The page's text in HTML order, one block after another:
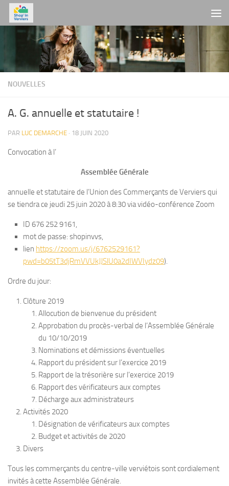
Skip to content
NOUVELLES
A. G. annuelle et statutaire !
PAR LUC DEMARCHE · 18 JUIN 2020
Convocation à l’
Assemblée Générale
annuelle et statutaire de l’Union des Commerçants de Verviers qui
se tiendra ce jeudi 25 juin 2020 à 8:30 via vidéo-conférence Zoom
ID 676 252 9161,
mot de passe: shopinvvs,
lien https://zoom.us/j/6762529161?
pwd=b05tT3djRmVVUkJJSlU0a2dIWVIydz09).
Ordre du jour:
Clôture 2019
Allocution de bienvenue du président
Approbation du procès-verbal de l’Assemblée Générale
du 10/10/2019
Nominations et démissions éventuelles
Rapport du président sur l’exercice 2019
Rapport de la trésorière sur l’exercice 2019
Rapport des vérificateurs aux comptes
Décharge aux administrateurs
Activités 2020
Désignation de vérificateurs aux comptes
Budget et activités de 2020
Divers
Tous les commerçants du centre-ville verviétois sont cordialement
invités à cette Assemblée Générale.